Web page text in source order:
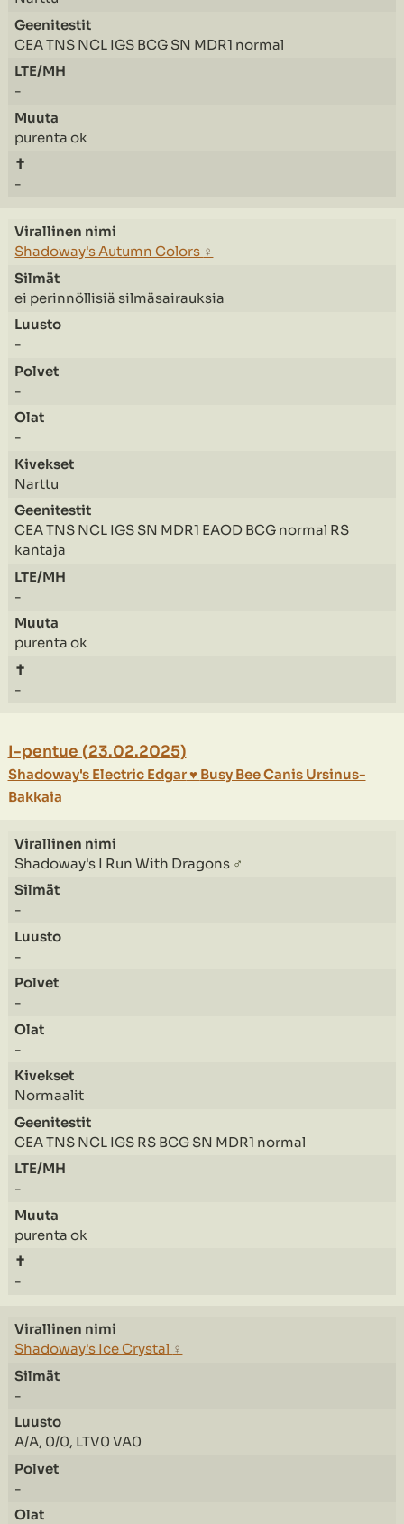
CEA TNS NCL IGS BCG SN MDR1 normal
-
purenta ok
-
Shadoway's Autumn Colors ♀
ei perinnöllisiä silmäsairauksia
-
-
-
Narttu
CEA TNS NCL IGS SN MDR1 EAOD BCG normal RS
kantaja
-
purenta ok
-
I-pentue (23.02.2025)
Shadoway's Electric Edgar♥ Busy Bee Canis Ursinus-
Bakkaia
Shadoway's I Run With Dragons ♂
-
-
-
-
Normaalit
CEA TNS NCL IGS RS BCG SN MDR1 normal
-
purenta ok
-
Shadoway's Ice Crystal ♀
-
A/A, 0/0, LTV0 VA0
-